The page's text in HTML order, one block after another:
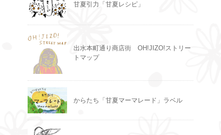
甘夏引力「甘夏レシピ」
出水本町通り商店街 OH!JIZO!ストリー
トマップ
からたち「甘夏マーマレード」ラベル